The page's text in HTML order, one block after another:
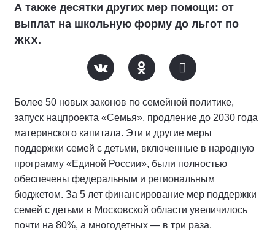
А также десятки других мер помощи: от
выплат на школьную форму до льгот по
ЖКХ.
Более 50 новых законов по семейной политике,
запуск нацпроекта «Семья», продление до 2030 года
материнского капитала. Эти и другие меры
поддержки семей с детьми, включенные в народную
программу «Единой России», были полностью
обеспечены федеральным и региональным
бюджетом. За 5 лет финансирование мер поддержки
семей с детьми в Московской области увеличилось
почти на 80%, а многодетных — в три раза.